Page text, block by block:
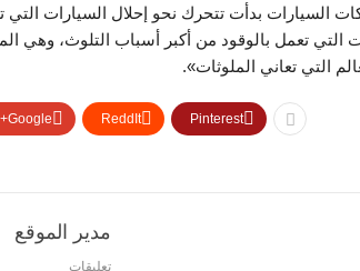
السيارات بدأت تتحرك نحو إحلال السيارات التي
التي تعمل بالوقود من أكبر أسباب التلوث، وهي
التي تعاني الملوثات».
Google+ ReddIt Pinterest
مدير الموقع
تعليقات